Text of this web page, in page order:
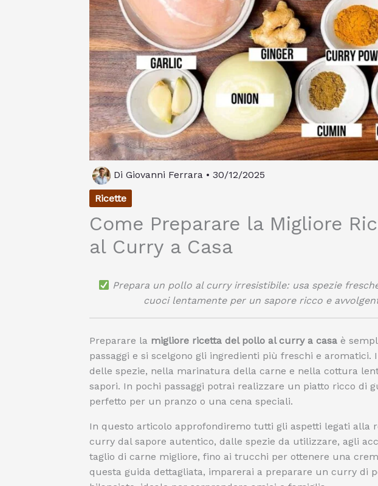
Di Giovanni Ferrara • 30/12/2025
Ricette
Come Preparare la Migliore
al Curry a Casa
Prepara un pollo al curry irresistibile: usa spezie
cuoci lentamente per un sapore ricco e
Preparare la migliore ricetta del pollo al curry a casa è
passaggi e si scelgono gli ingredienti più freschi e aromatici.
delle spezie, nella marinatura della carne e nella cottura
sapori. In pochi passaggi potrai realizzare un piatto ricco di
perfetto per un pranzo o una cena speciali.
In questo articolo approfondiremo tutti gli aspetti legati alla
curry dal sapore autentico, dalle spezie da utilizzare, agli
taglio di carne migliore, fino ai trucchi per ottenere una
questa guida dettagliata, imparerai a preparare un curry di